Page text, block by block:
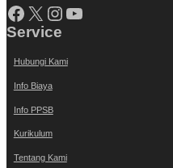
Facebook X Instagram YouTube
Service
Hubungi Kami
Info Biaya
Info PPSB
Kurikulum
Tentang Kami